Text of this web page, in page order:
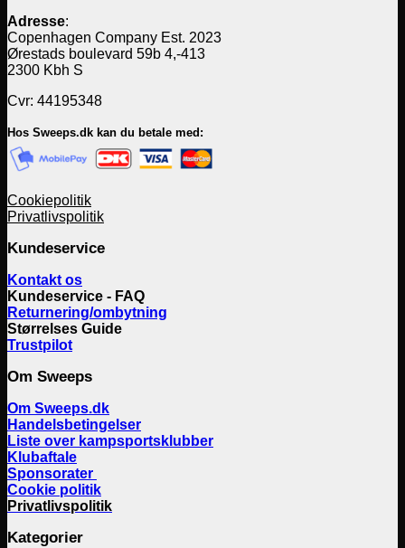
Adresse:
Copenhagen Company Est. 2023
Ørestads boulevard 59b 4,-413
2300 Kbh S
Cvr: 44195348
Hos Sweeps.dk kan du betale med:
Cookiepolitik
Privatlivspolitik
Kundeservice
Kontakt os
Kundeservice - FAQ
Returnering/ombytning
Størrelses Guide
Trustpilot
Om Sweeps
Om Sweeps.dk
Handelsbetingelser
Liste over kampsportsklubber
Klubaftale
Sponsorater
Cookie politik
Privatlivspolitik
Kategorier